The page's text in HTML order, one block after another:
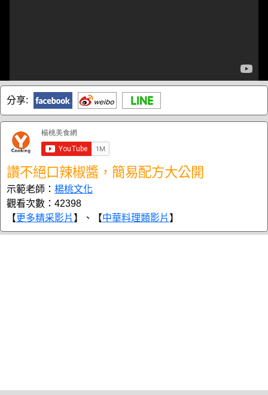
分享:
讚不絕口辣椒醬，簡易配方大公開
示範老師： 楊桃文化
觀看次數：42398
【更多精采影片 】、【中華料理類影片 】